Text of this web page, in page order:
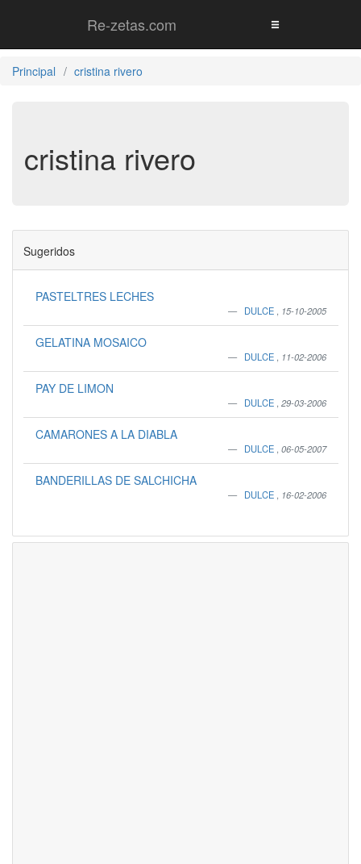
Re-zetas.com
Principal cristina rivero
cristina rivero
Sugeridos
PASTELTRES LECHES
DULCE 15-10-2005
GELATINA MOSAICO
DULCE 11-02-2006
PAY DE LIMON
DULCE 29-03-2006
CAMARONES A LA DIABLA
DULCE 06-05-2007
BANDERILLAS DE SALCHICHA
DULCE 16-02-2006